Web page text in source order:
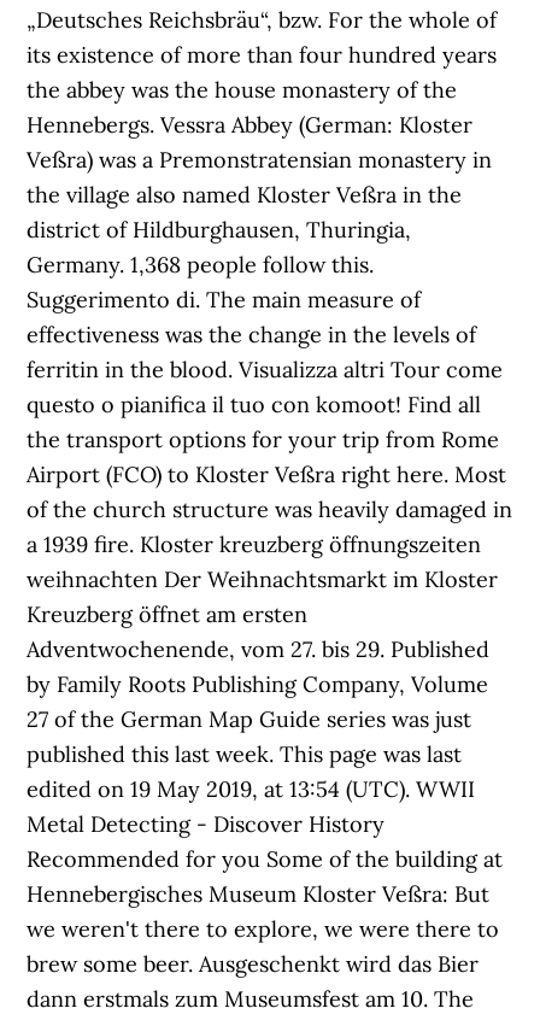
„Deutsches Reichsbräu“, bzw. For the whole of
its existence of more than four hundred years
the abbey was the house monastery of the
Hennebergs. Vessra Abbey (German: Kloster
Veßra) was a Premonstratensian monastery in
the village also named Kloster Veßra in the
district of Hildburghausen, Thuringia,
Germany. 1,368 people follow this.
Suggerimento di. The main measure of
effectiveness was the change in the levels of
ferritin in the blood. Visualizza altri Tour come
questo o pianifica il tuo con komoot! Find all
the transport options for your trip from Rome
Airport (FCO) to Kloster Veßra right here. Most
of the church structure was heavily damaged in
a 1939 fire. Kloster kreuzberg öffnungszeiten
weihnachten Der Weihnachtsmarkt im Kloster
Kreuzberg öffnet am ersten
Adventwochenende, vom 27. bis 29. Published
by Family Roots Publishing Company, Volume
27 of the German Map Guide series was just
published this last week. This page was last
edited on 19 May 2019, at 13:54 (UTC). WWII
Metal Detecting - Discover History
Recommended for you Some of the building at
Hennebergisches Museum Kloster Veßra: But
we weren't there to explore, we were there to
brew some beer. Ausgeschenkt wird das Bier
dann erstmals zum Museumsfest am 10. The